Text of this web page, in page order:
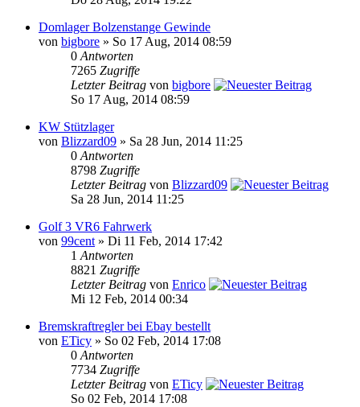
Domlager Bolzenstange Gewinde
von bigbore » So 17 Aug, 2014 08:59
0 Antworten
7265 Zugriffe
Letzter Beitrag von bigbore
So 17 Aug, 2014 08:59
KW Stützlager
von Blizzard09 » Sa 28 Jun, 2014 11:25
0 Antworten
8798 Zugriffe
Letzter Beitrag von Blizzard09
Sa 28 Jun, 2014 11:25
Golf 3 VR6 Fahrwerk
von 99cent » Di 11 Feb, 2014 17:42
1 Antworten
8821 Zugriffe
Letzter Beitrag von Enrico
Mi 12 Feb, 2014 00:34
Bremskraftregler bei Ebay bestellt
von ETicy » So 02 Feb, 2014 17:08
0 Antworten
7734 Zugriffe
Letzter Beitrag von ETicy
So 02 Feb, 2014 17:08